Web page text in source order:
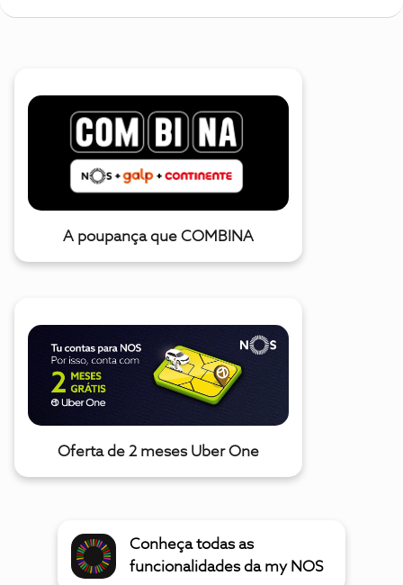
A poupança que COMBINA
Oferta de 2 meses Uber One
Conheça todas as
funcionalidades da my NOS